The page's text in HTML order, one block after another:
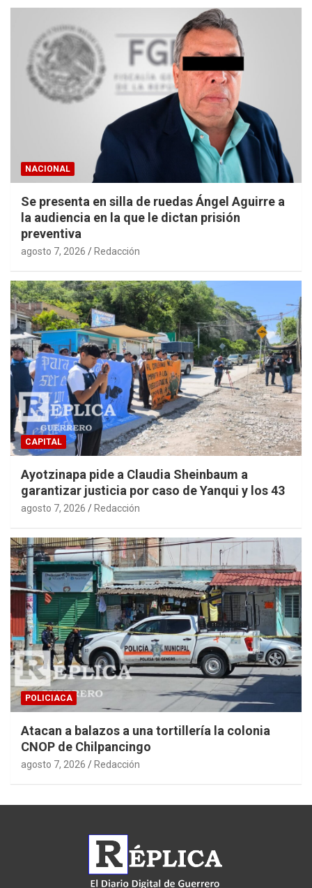
NACIONAL
Se presenta en silla de ruedas Ángel Aguirre a
la audiencia en la que le dictan prisión
preventiva
agosto 7, 2026 Redacción
CAPITAL
Ayotzinapa pide a Claudia Sheinbaum a
garantizar justicia por caso de Yanqui y los 43
agosto 7, 2026 Redacción
POLICIACA
Atacan a balazos a una tortillería la colonia
CNOP de Chilpancingo
agosto 7, 2026 Redacción